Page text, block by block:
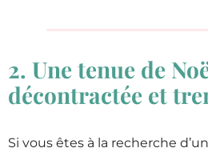
2. Une tenue de
décontractée et
Si vous êtes à la recherche